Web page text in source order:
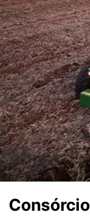
Consórcio